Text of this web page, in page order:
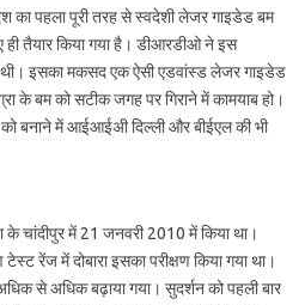
का पहला पूरी तरह से स्‍वदेशी लेजर गाइडेड बम
तैयार किया गया है। डीआरडीओ ने इस
इसका मकसद एक ऐसी एडवांस्‍ड लेजर गाइडेड
के बम को सटीक जगह पर गिराने में कामयाब हो।
बनाने में आईआईअी दिल्‍ली और बीईएल की भी
चांदीपुर में 21 जनवरी 2010 में किया था।
रेंज में दोबारा इसका परीक्षण किया गया था।
से अधिक बढ़ाया गया। सुदर्शन को पहली बार